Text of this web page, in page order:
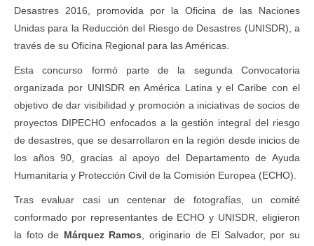
Desastres 2016, promovida por la Oficina de las Naciones
Unidas para la Reducción del Riesgo de Desastres (UNISDR), a
través de su Oficina Regional para las Américas.
Esta concurso formó parte de la segunda Convocatoria
organizada por UNISDR en América Latina y el Caribe con el
objetivo de dar visibilidad y promoción a iniciativas de socios de
proyectos DIPECHO enfocados a la gestión integral del riesgo
de desastres, que se desarrollaron en la región desde inicios de
los años 90, gracias al apoyo del Departamento de Ayuda
Humanitaria y Protección Civil de la Comisión Europea (ECHO).
Tras evaluar casi un centenar de fotografías, un comité
conformado por representantes de ECHO y UNISDR, eligieron
la foto de Márquez Ramos, originario de El Salvador, por su